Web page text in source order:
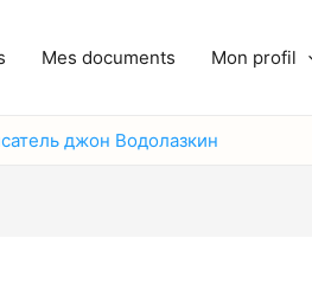
Mes documents Mon profil
джон Водолазкин